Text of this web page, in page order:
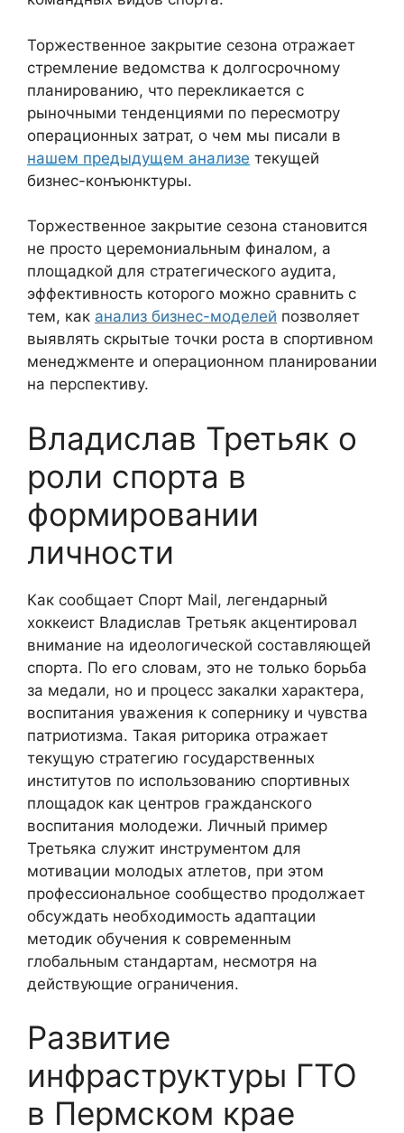
Торжественное закрытие сезона отражает
стремление ведомства к долгосрочному
планированию, что перекликается с
рыночными тенденциями по пересмотру
операционных затрат, о чем мы писали в
нашем предыдущем анализе текущей
бизнес-конъюнктуры.
Торжественное закрытие сезона становится
не просто церемониальным финалом, а
площадкой для стратегического аудита,
эффективность которого можно сравнить с
тем, как анализ бизнес-моделей позволяет
выявлять скрытые точки роста в спортивном
менеджменте и операционном планировании
на перспективу.
Владислав Третьяк о
роли спорта в
формировании
личности
Как сообщает Спорт Mail, легендарный
хоккеист Владислав Третьяк акцентировал
внимание на идеологической составляющей
спорта. По его словам, это не только борьба
за медали, но и процесс закалки характера,
воспитания уважения к сопернику и чувства
патриотизма. Такая риторика отражает
текущую стратегию государственных
институтов по использованию спортивных
площадок как центров гражданского
воспитания молодежи. Личный пример
Третьяка служит инструментом для
мотивации молодых атлетов, при этом
профессиональное сообщество продолжает
обсуждать необходимость адаптации
методик обучения к современным
глобальным стандартам, несмотря на
действующие ограничения.
Развитие
инфраструктуры ГТО
в Пермском крае